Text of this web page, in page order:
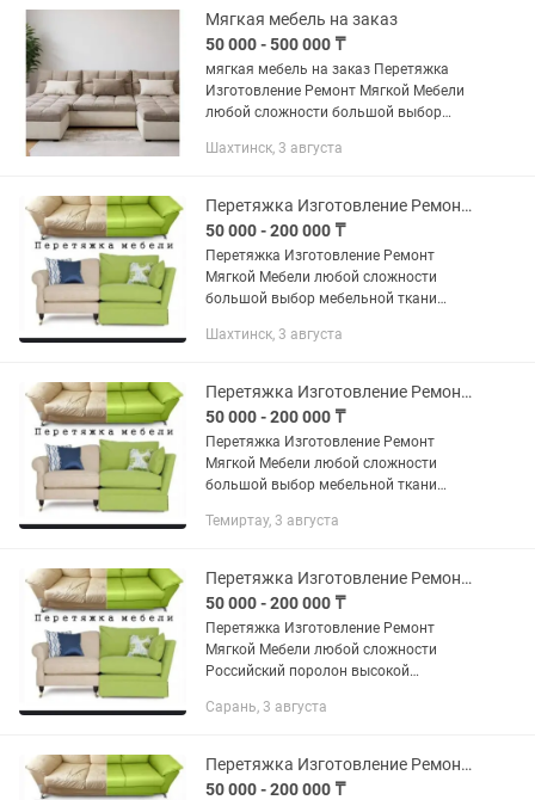
Мягкая мебель на заказ
50 000 - 500 000 ₸
мягкая мебель на заказ Перетяжка
Изготовление Ремонт Мягкой Мебели
любой сложности большой выбор
высокой плотности
Шахтинск, 3 августа
Перетяжка Изготовление Ремонт Мягкой Мебели
50 000 - 200 000 ₸
Перетяжка Изготовление Ремонт
Мягкой Мебели любой сложности
большой выбор мебельной ткани
плотности присылайте фото на
Шахтинск, 3 августа
Перетяжка Изготовление Ремонт Мягкой Мебели
50 000 - 200 000 ₸
Перетяжка Изготовление Ремонт
Мягкой Мебели любой сложности
большой выбор мебельной ткани
плотности фото присылайте на
Темиртау, 3 августа
Перетяжка Изготовление Ремонт Мягкой Мебели
50 000 - 200 000 ₸
Перетяжка Изготовление Ремонт
Мягкой Мебели любой сложности
Российский поролон высокой
ткани присылайте фото на
Сарань, 3 августа
Перетяжка Изготовление Ремонт Мягкой Мебели
50 000 - 200 000 ₸